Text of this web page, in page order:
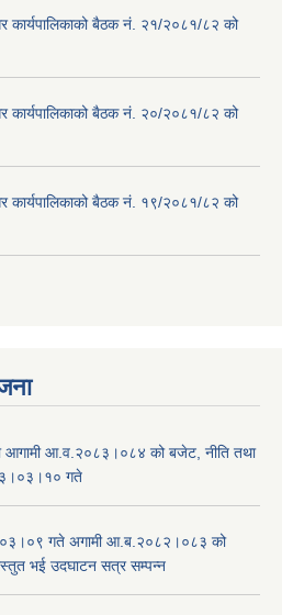
कार्यपालिकाको बैठक नं. २१/२०८१/८२ को
कार्यपालिकाको बैठक नं. २०/२०८१/८२ को
कार्यपालिकाको बैठक नं. १९/२०८१/८२ को
आगामी आ.व.२०८३।०८४ को बजेट, नीति तथा
गते
गते अगामी आ.ब.२०८२।०८३ को
भई उदघाटन सत्र सम्पन्न